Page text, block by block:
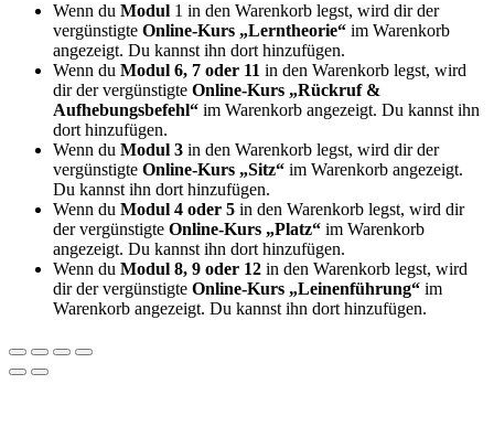
Wenn du Modul 1 in den Warenkorb legst, wird dir der
vergünstigte Online-Kurs „Lerntheorie“ im Warenkorb
angezeigt. Du kannst ihn dort hinzufügen.
Wenn du Modul 6, 7 oder 11 in den Warenkorb legst, wird
dir der vergünstigte Online-Kurs „Rückruf &
Aufhebungsbefehl“ im Warenkorb angezeigt. Du kannst ihn
dort hinzufügen.
Wenn du Modul 3 in den Warenkorb legst, wird dir der
vergünstigte Online-Kurs „Sitz“ im Warenkorb angezeigt.
Du kannst ihn dort hinzufügen.
Wenn du Modul 4 oder 5 in den Warenkorb legst, wird dir
der vergünstigte Online-Kurs „Platz“ im Warenkorb
angezeigt. Du kannst ihn dort hinzufügen.
Wenn du Modul 8, 9 oder 12 in den Warenkorb legst, wird
dir der vergünstigte Online-Kurs „Leinenführung“ im
Warenkorb angezeigt. Du kannst ihn dort hinzufügen.